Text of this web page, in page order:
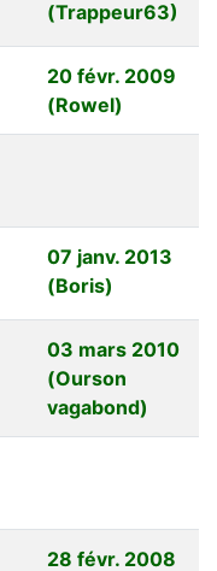
(Trappeur63)
20 févr. 2009
(Rowel)
07 janv. 2013
(Boris)
03 mars 2010
(Ourson
vagabond)
28 févr. 2008